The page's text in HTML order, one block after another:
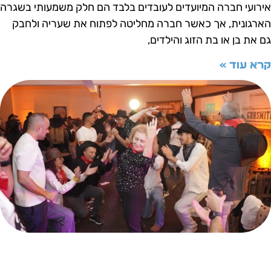
חברה המיועדים לעובדים בלבד הם חלק משמעותי בשגרה
אך כאשר חברה מחליטה לפתוח את שעריה ולחבק
את בן או בת הזוג והילדים,
עוד »